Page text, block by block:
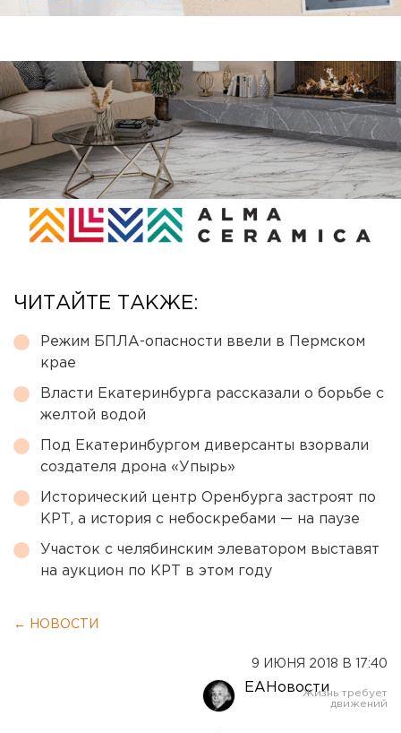
ЧИТАЙТЕ ТАКЖЕ:
Режим БПЛА-опасности ввели в Пермском
крае
Власти Екатеринбурга рассказали о борьбе с
желтой водой
Под Екатеринбургом диверсанты взорвали
создателя дрона «Упырь»
Исторический центр Оренбурга застроят по
КРТ, а история с небоскребами — на паузе
Участок с челябинским элеватором выставят
на аукцион по КРТ в этом году
← НОВОСТИ
9 ИЮНЯ 2018 В 17:40
ЕАНовости